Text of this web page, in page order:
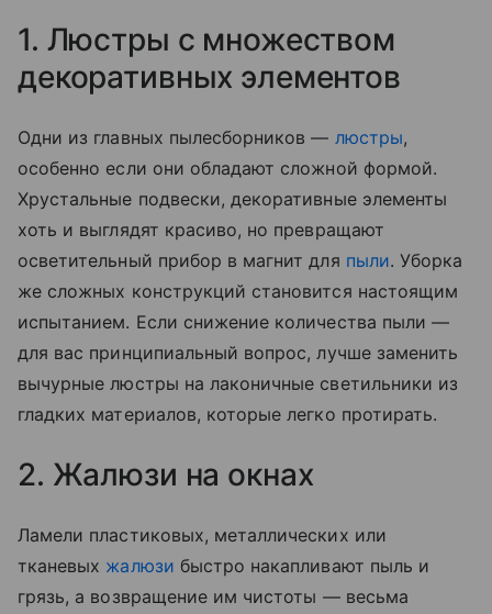
1. Люстры с множеством
декоративных элементов
Одни из главных пылесборников — люстры,
особенно если они обладают сложной формой.
Хрустальные подвески, декоративные элементы
хоть и выглядят красиво, но превращают
осветительный прибор в магнит для пыли. Уборка
же сложных конструкций становится настоящим
испытанием. Если снижение количества пыли —
для вас принципиальный вопрос, лучше заменить
вычурные люстры на лаконичные светильники из
гладких материалов, которые легко протирать.
2. Жалюзи на окнах
Ламели пластиковых, металлических или
тканевых жалюзи быстро накапливают пыль и
грязь, а возвращение им чистоты — весьма